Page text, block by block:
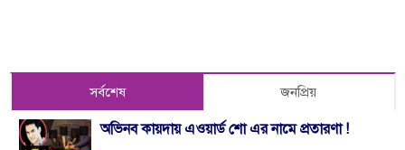
সর্বশেষ জনপ্রিয়
অভিনব কায়দায় এওয়ার্ড শো এর নামে প্রতারণা !